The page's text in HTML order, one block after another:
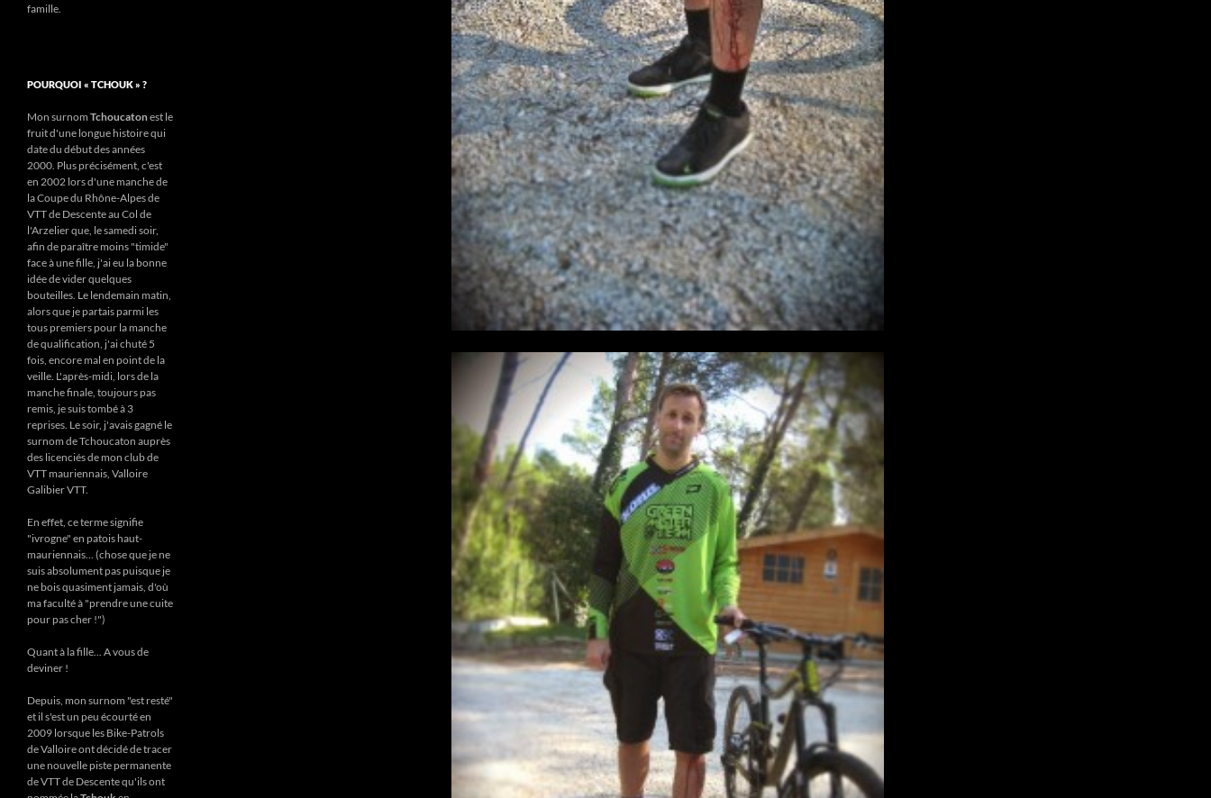
famille.
POURQUOI « TCHOUK » ?
Mon surnom Tchoucatonest le
fruit d'une longue histoire qui
date du début des années
2000. Plus précisément, c'est
en 2002 lors d'une manche de
la Coupe du Rhône-Alpes de
VTT de Descente au Col de
l'Arzelier que, le samedi soir,
afin de paraître moins "timide"
face à une fille, j'ai eu la bonne
idée de vider quelques
bouteilles. Le lendemain matin,
alors que je partais parmi les
tous premiers pour la manche
de qualification, j'ai chuté 5
fois, encore mal en point de la
veille. L'après-midi, lors de la
manche finale, toujours pas
remis, je suis tombé à 3
reprises. Le soir, j'avais gagné le
surnom de Tchoucaton auprès
des licenciés de mon club de
VTT mauriennais, Valloire
Galibier VTT.
En effet, ce terme signifie
"ivrogne" en patois haut-
mauriennais... (chose que je ne
suis absolument pas puisque je
ne bois quasiment jamais, d'où
ma faculté à "prendre une cuite
pour pas cher !")
Quant à la fille... A vous de
deviner !
Depuis, mon surnom "est resté"
et il s'est un peu écourté en
2009 lorsque les Bike-Patrols
de Valloire ont décidé de tracer
une nouvelle piste permanente
de VTT de Descente qu'ils ont